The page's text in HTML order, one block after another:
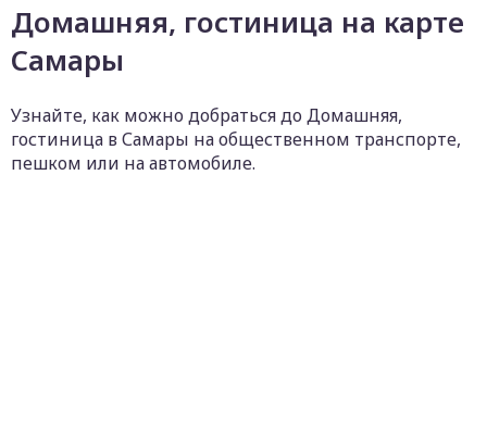
Домашняя, гостиница на карте
Самары
Узнайте, как можно добраться до Домашняя,
гостиница в Самары на общественном транспорте,
пешком или на автомобиле.